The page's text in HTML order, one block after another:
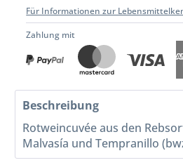
Für Informationen zur
Zahlung mit
Beschreibung
Rotweincuvée aus den
Malvasía und Tempranillo